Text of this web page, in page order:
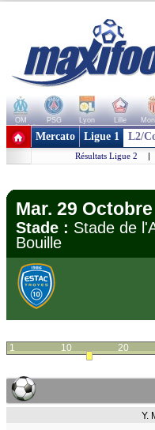
OM PSG Lyon Lille
+ de clubs
Mercato Ligue 1 L2/
Résultats Ligue 2 |
Mar. 29
Stade : Stade de
Bouille
1 10 20
Y.